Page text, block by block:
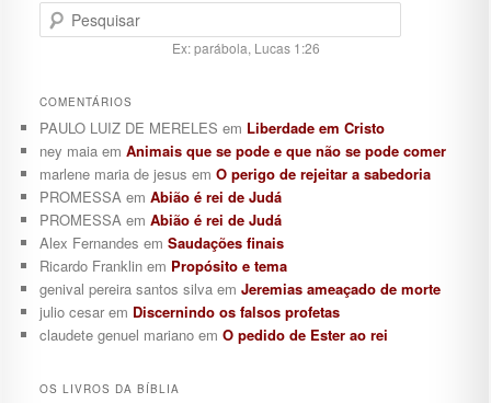
Pesquisar
Ex: parábola, Lucas 1:26
COMENTÁRIOS
PAULO LUIZ DE MERELES em Liberdade em Cristo
ney maiaem Animais que se pode e que não se pode comer
marlene maria de jesus em O perigo de rejeitar a sabedoria
PROMESSA em Abião é rei de Judá
PROMESSA em Abião é rei de Judá
Alex Fernandes em Saudações finais
Ricardo Franklinem Propósito e tema
genival pereira santos silvaem Jeremias ameaçado de morte
julio cesarem Discernindo os falsos profetas
claudete genuel marianoem O pedido de Ester ao rei
OS LIVROS DA BÍBLIA